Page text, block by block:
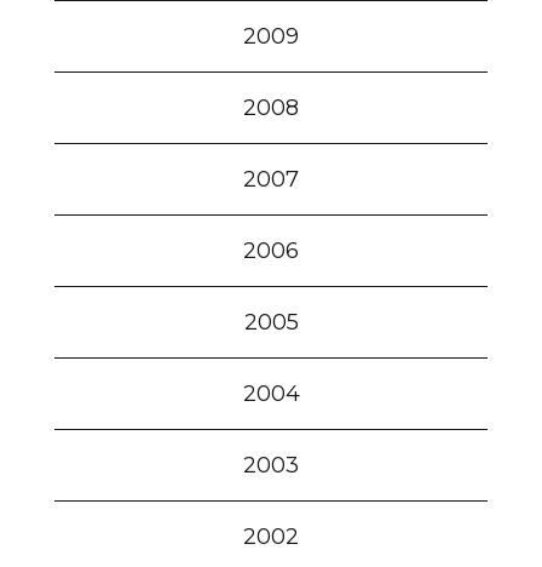
2009
2008
2007
2006
2005
2004
2003
2002